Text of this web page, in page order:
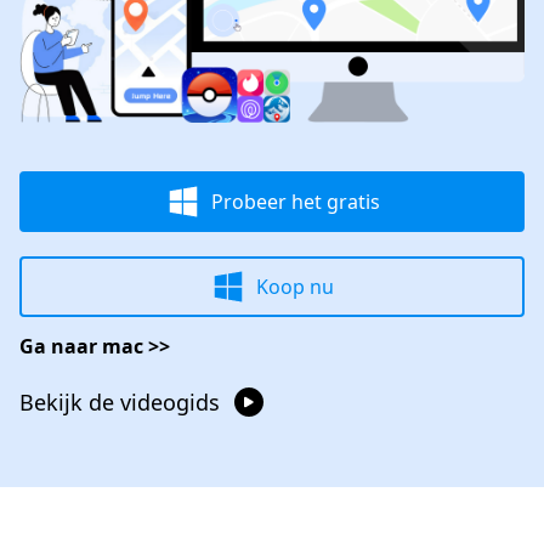
Probeer het gratis
Koop nu
Ga naar mac >>
Bekijk de videogids